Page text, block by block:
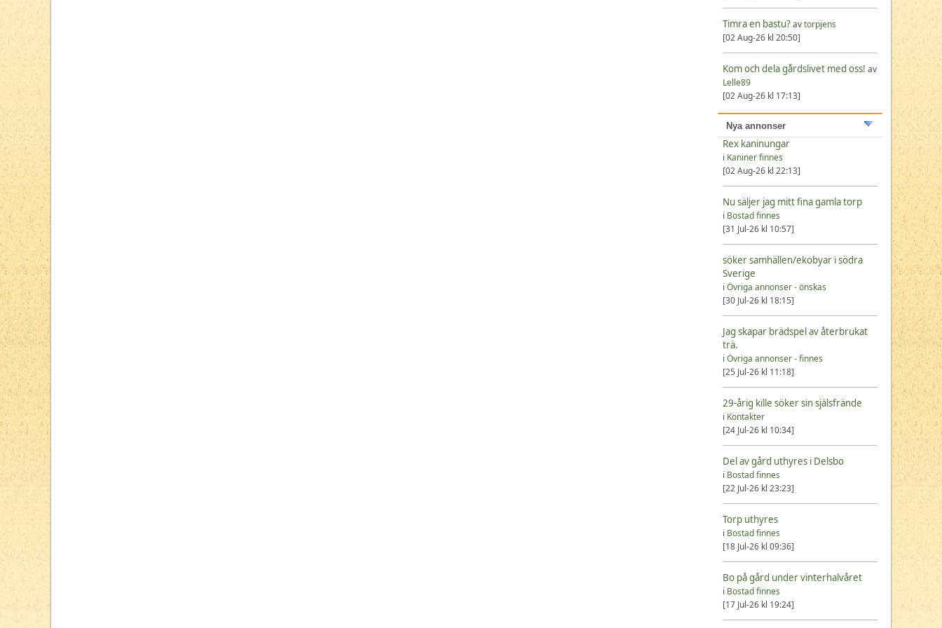
Timra en bastu?avtorpjens
[02 Aug-26 kl 20:50]
Kom och dela gårdslivet med oss! av
Lelle89
[02 Aug-26 kl 17:13]
Nya annonser
Rex kaninungar
i Kaniner finnes
[02 Aug-26 kl 22:13]
Nu säljer jag mitt fina gamla torp
i Bostad finnes
[31 Jul-26 kl 10:57]
söker samhällen/ekobyar i södra
Sverige
i Övriga annonser - önskas
[30 Jul-26 kl 18:15]
Jag skapar brädspel av återbrukat
trä.
i Övriga annonser - finnes
[25 Jul-26 kl 11:18]
29-årig kille söker sin själsfrände
i Kontakter
[24 Jul-26 kl 10:34]
Del av gård uthyres i Delsbo
i Bostad finnes
[22 Jul-26 kl 23:23]
Torp uthyres
i Bostad finnes
[18 Jul-26 kl 09:36]
Bo på gård under vinterhalvåret
i Bostad finnes
[17 Jul-26 kl 19:24]